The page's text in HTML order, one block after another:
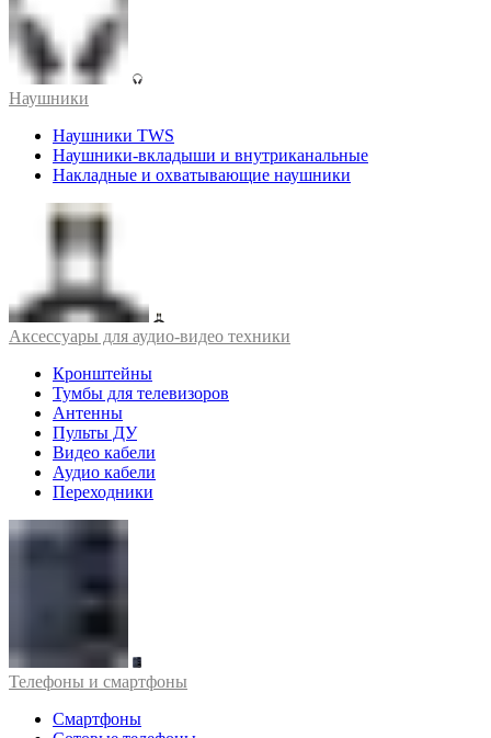
Наушники
Наушники TWS
Наушники-вкладыши и внутриканальные
Накладные и охватывающие наушники
Аксессуары для аудио-видео техники
Кронштейны
Тумбы для телевизоров
Антенны
Пульты ДУ
Видео кабели
Аудио кабели
Переходники
Телефоны и смартфоны
Смартфоны